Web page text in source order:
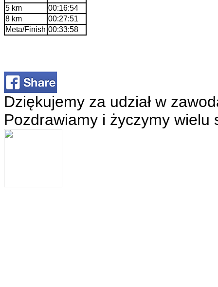
5 km
00:16:54
8 km
00:27:51
Meta/Finish 00:33:58
Dziękujemy za udział w
Pozdrawiamy i życzymy wielu